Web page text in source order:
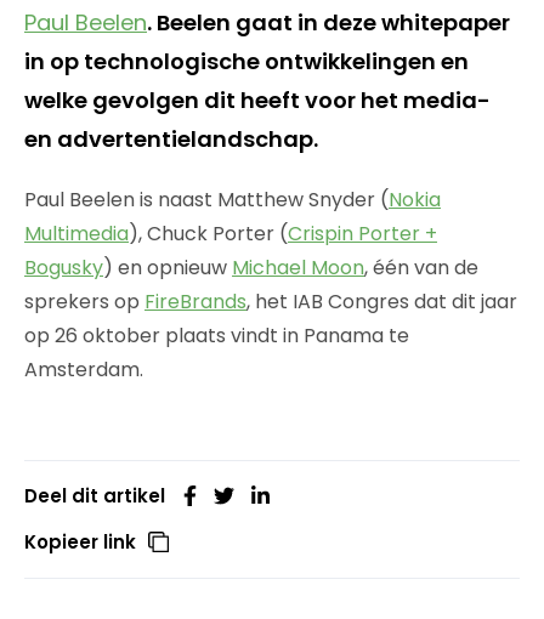
Paul Beelen. Beelen gaat in deze whitepaper
in op technologische ontwikkelingen en
welke gevolgen dit heeft voor het media-
en advertentielandschap.
Paul Beelen is naast Matthew Snyder (Nokia
Multimedia), Chuck Porter (Crispin Porter +
Bogusky) en opnieuw Michael Moon, één van de
sprekers op FireBrands, het IAB Congres dat dit jaar
op 26 oktober plaats vindt in Panama te
Amsterdam.
Deel dit artikel
Kopieer link